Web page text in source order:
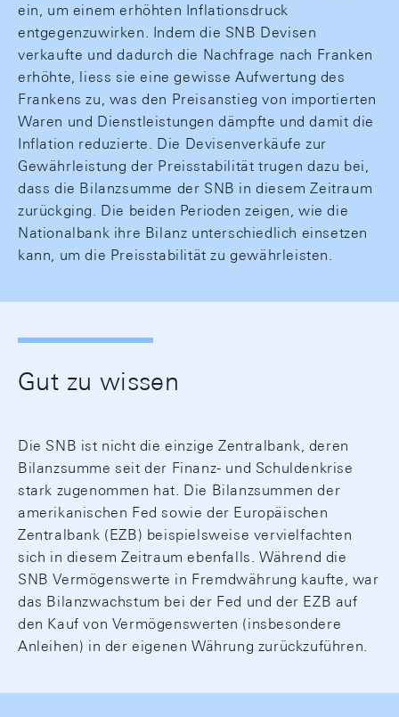
ein, um einem erhöhten Inflationsdruck
entgegenzuwirken. Indem die SNB Devisen
verkaufte und dadurch die Nachfrage nach Franken
erhöhte, liess sie eine gewisse Aufwertung des
Frankens zu, was den Preisanstieg von importierten
Waren und Dienstleistungen dämpfte und damit die
Inflation reduzierte. Die Devisenverkäufe zur
Gewährleistung der Preisstabilität trugen dazu bei,
dass die Bilanzsumme der SNB in diesem Zeitraum
zurückging. Die beiden Perioden zeigen, wie die
Nationalbank ihre Bilanz unterschiedlich einsetzen
kann, um die Preisstabilität zu gewährleisten.
Gut zu wissen
Die SNB ist nicht die einzige Zentralbank, deren
Bilanzsumme seit der Finanz- und Schuldenkrise
stark zugenommen hat. Die Bilanzsummen der
amerikanischen Fed sowie der Europäischen
Zentralbank (EZB) beispielsweise vervielfachten
sich in diesem Zeitraum ebenfalls. Während die
SNB Vermögenswerte in Fremdwährung kaufte, war
das Bilanzwachstum bei der Fed und der EZB auf
den Kauf von Vermögenswerten (insbesondere
Anleihen) in der eigenen Währung zurückzuführen.